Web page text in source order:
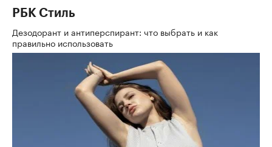
РБК Стиль
Дезодорант и антиперспирант: что выбрать и как
правильно использовать